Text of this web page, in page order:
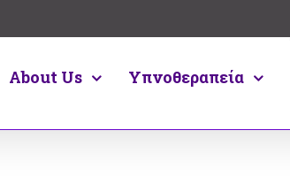
About Us Υπνοθεραπεία